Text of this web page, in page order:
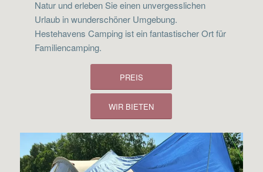
Natur und erleben Sie einen unvergesslichen
Urlaub in wunderschöner Umgebung.
Hestehavens Camping ist ein fantastischer Ort für
Familiencamping.
PREIS
WIR BIETEN